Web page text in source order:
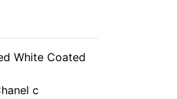
White Coated
с